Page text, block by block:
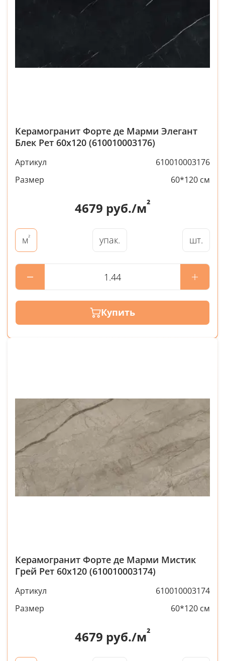
Керамогранит Форте де Марми Элегант
Блек Рет 60x120 (610010003176)
Артикул
610010003176
Размер
60*120 см
4679 руб./м²
м² упак. шт.
Купить
Керамогранит Форте де Марми Мистик
Грей Рет 60x120 (610010003174)
Артикул
610010003174
Размер
60*120 см
4679 руб./м²